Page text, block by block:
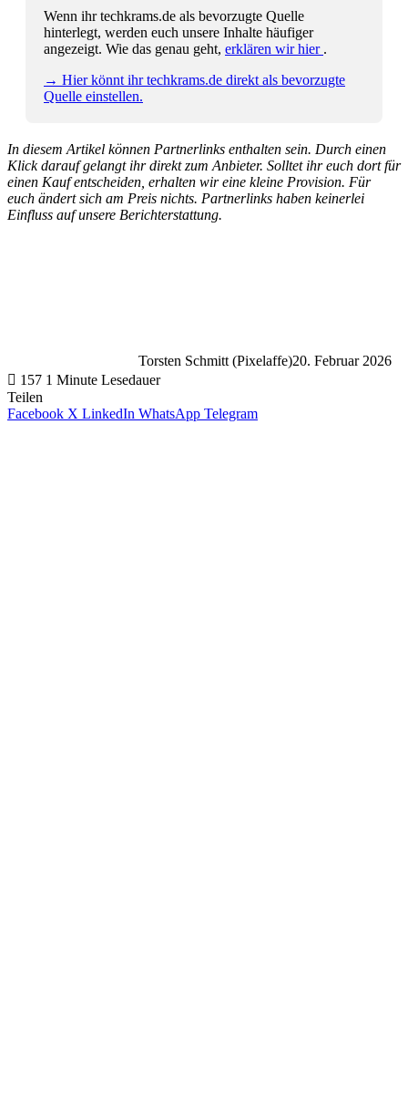
Wenn ihr techkrams.de als bevorzugte Quelle
hinterlegt, werden euch unsere Inhalte häufiger
angezeigt. Wie das genau geht, erklären wir hier .
→ Hier könnt ihr techkrams.de direkt als bevorzugte
Quelle einstellen.
In diesem Artikel können Partnerlinks enthalten sein. Durch einen
Klick darauf gelangt ihr direkt zum Anbieter. Solltet ihr euch dort für
einen Kauf entscheiden, erhalten wir eine kleine Provision. Für
euch ändert sich am Preis nichts. Partnerlinks haben keinerlei
Einfluss auf unsere Berichterstattung.
Torsten Schmitt (Pixelaffe)20. Februar 2026
157 1 Minute Lesedauer
Teilen
Facebook X LinkedIn WhatsApp Telegram